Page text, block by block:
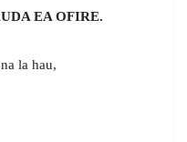
EA OFIRE.
la hau,